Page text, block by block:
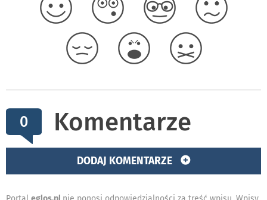
0 Komentarze
DODAJ KOMENTARZE